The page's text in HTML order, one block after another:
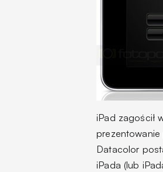
iPad zagościł
Datacolor
iPada (lub